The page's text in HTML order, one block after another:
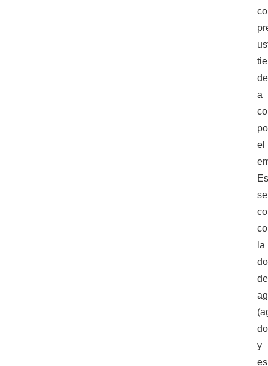
a
el
se
la
de
y
es